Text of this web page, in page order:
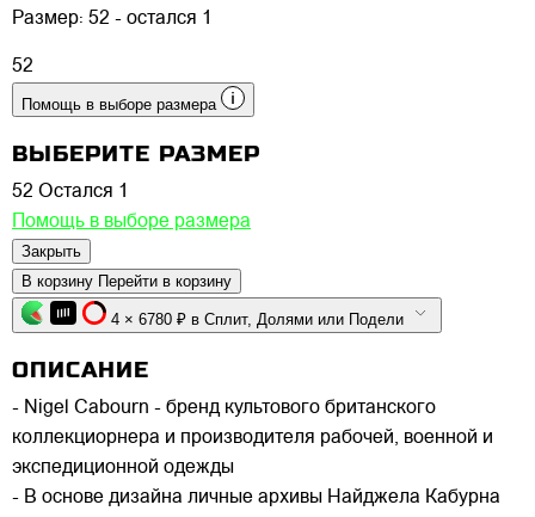
Размер: 52 - остался 1
52
Помощь в выборе размера
ВЫБЕРИТЕ РАЗМЕР
52 Остался 1
Помощь в выборе размера
Закрыть
В корзину Перейти в корзину
4 × 6780 ₽ в Сплит, Долями или Подели
ОПИСАНИЕ
- Nigel Cabourn - бренд культового британского
коллекциорнера и производителя рабочей, военной и
экспедиционной одежды
- В основе дизайна личные архивы Найджела Кабурна